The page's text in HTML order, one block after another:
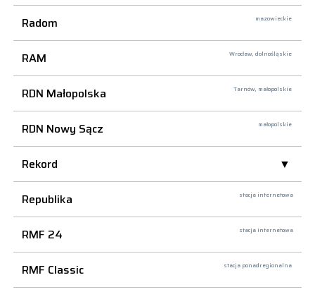
Radom mazowieckie
RAM Wrocław, dolnośląskie
RDN Małopolska Tarnów, małopolskie
RDN Nowy Sącz małopolskie
Rekord
Republika
stacja internetowa
RMF 24 stacja internetowa
RMF Classic stacja ponadregionalna